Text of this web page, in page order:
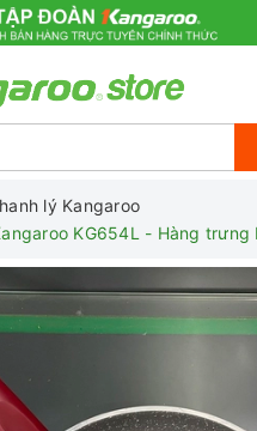
lý Kangaroo
KG654L - Hàng trưng